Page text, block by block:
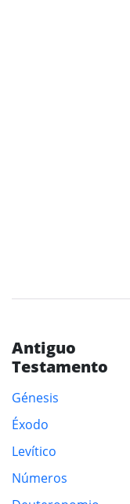
Antiguo
Testamento
Génesis
Éxodo
Levítico
Números